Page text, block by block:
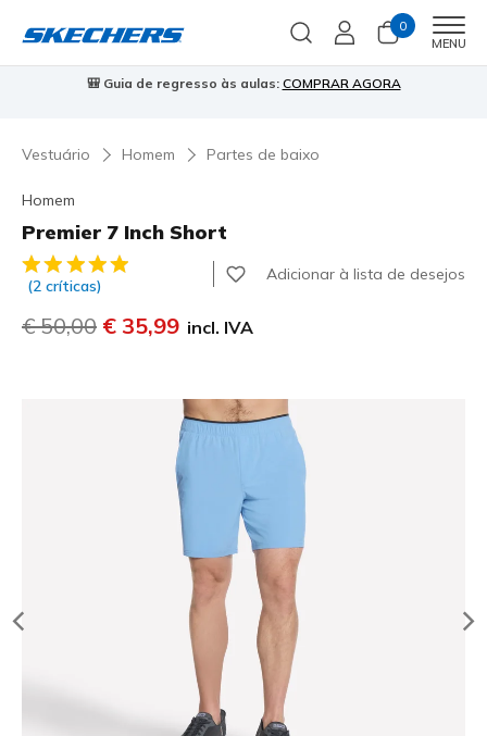
0
MENU
⭐Skechers VIP:45 dias de devolução para membros
Vestuário Homem Partes de baixo
Homem
Premier 7 Inch Short
3$2 de 5 – Classificação do cliente
(2 críticas)
Adicionar à lista de desejos
Preço com desconto de
€ 50,00 para
€ 35,99 incl. IVA